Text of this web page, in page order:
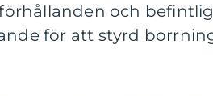
och
för att styrd